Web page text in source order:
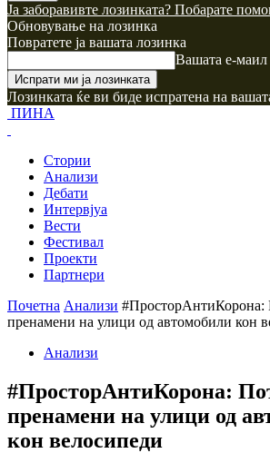
Ја заборавивте лозинката? Побарате
Обновување на лозинка
Повратете ја вашата лозинка
Вашата е-маил
Лозинката ќе ви биде испратена на
ПИНА
Стории
Анализи
Дебати
Интервјуа
Вести
Фестивал
Проекти
Партнери
Почетна Анализи #ПросторАнтиКорона:
пренамени на улици од автомобили кон
Анализи
#ПросторАнтиКорона:
пренамени на улици од
кон велосипеди